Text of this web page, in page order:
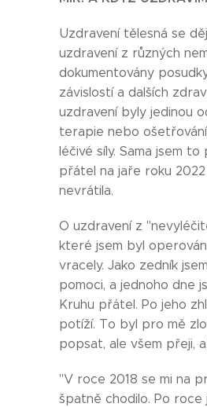
Uzdravení tělesná se
uzdravení z různých
dokumentovány
závislostí a dalších
uzdravení byly jedinou
terapie nebo
léčivé síly. Sama jsem
přátel na jaře roku
nevrátila.
O uzdravení z
které jsem byl
vracely. Jako zedník
pomoci, a jednoho dne
Kruhu přátel. Po jeho
potíží. To byl pro mě
popsat, ale všem přeji,
"V roce 2018 se mi na
špatně chodilo. Po